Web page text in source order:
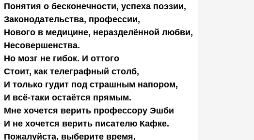
Понятия о бесконечности, успеха поэзии,
Законодательства, профессии,
Нового в медицине, неразделённой любви,
Несовершенства.
Но мозг не гибок. И оттого
Стоит, как телеграфный столб,
И только гудит под страшным напором,
И всё-таки остаётся прямым.
Мне хочется верить профессору Эшби
И не хочется верить писателю Кафке.
Пожалуйста, выберите время,